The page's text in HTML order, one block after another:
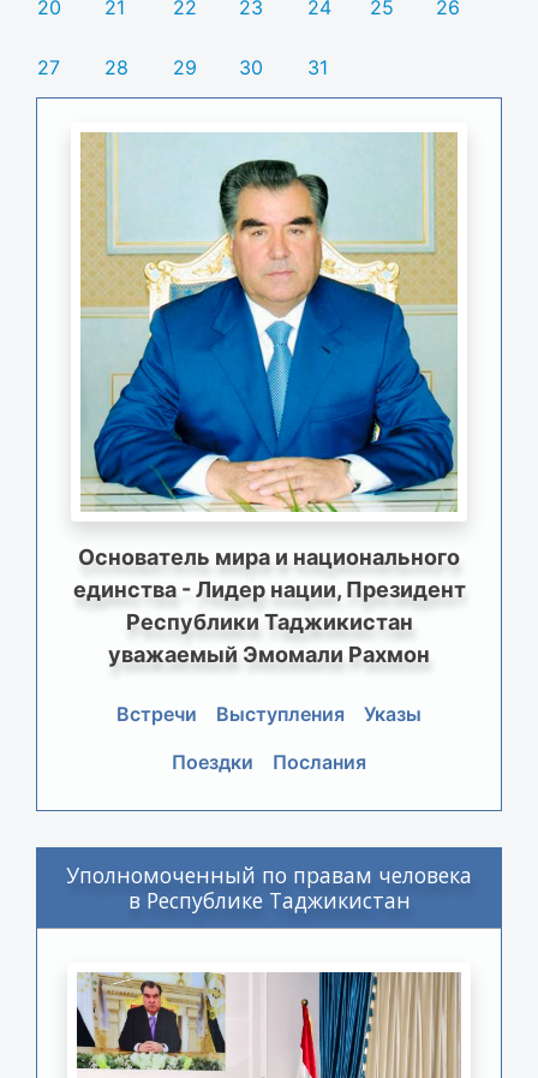
20 21 22 23 24 25 26
27 28 29 30 31
Основатель мира и национального
единства - Лидер нации, Президент
Республики Таджикистан
уважаемый Эмомали Рахмон
Встречи Выступления
Указы
Поездки
Послания
Уполномоченный по правам человека
в Республике Таджикистан